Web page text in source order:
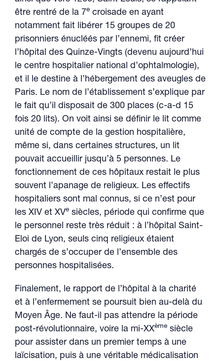
être rentré de la 7e croisade en ayant
notamment fait libérer 15 groupes de 20
prisonniers énucléés par l’ennemi, fit créer
l’hôpital des Quinze-Vingts (devenu aujourd’hui
le centre hospitalier national d’ophtalmologie),
et il le destine à l’hébergement des aveugles de
Paris. Le nom de l’établissement s’explique par
le fait qu’il disposait de 300 places (c-a-d 15
fois 20 lits). On voit ainsi se définir le lit comme
unité de compte de la gestion hospitalière,
même si, dans certaines structures, un lit
pouvait accueillir jusqu’à 5 personnes. Le
fonctionnement de ces hôpitaux restait le plus
souvent l’apanage de religieux. Les effectifs
hospitaliers sont mal connus, si ce n’est pour
les XIV et XVe siècles, période qui confirme que
le personnel reste très réduit : à l’hôpital Saint-
Eloi de Lyon, seuls cinq religieux étaient
chargés de s’occuper de l’ensemble des
personnes hospitalisées.
Finalement, le rapport de l’hôpital à la charité
et à l’enfermement se poursuit bien au-delà du
Moyen Âge. Ne faut-il pas attendre la période
post-révolutionnaire, voire la mi-XXème siècle
pour assister dans un premier temps à une
laïcisation, puis à une véritable médicalisation